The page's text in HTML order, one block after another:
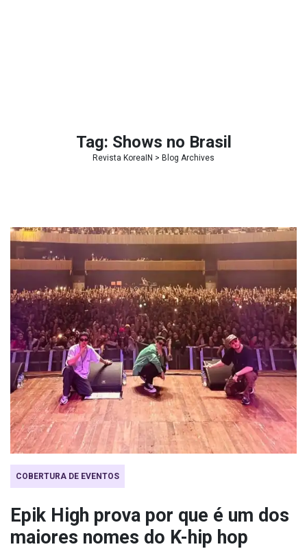
Tag: Shows no Brasil
Revista KoreaIN > Blog Archives
COBERTURA DE EVENTOS
Epik High prova por que é um dos
maiores nomes do K-hip hop